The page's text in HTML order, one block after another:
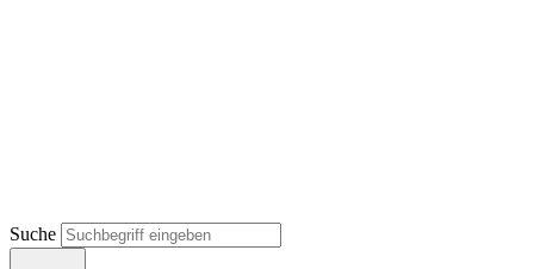
Suche